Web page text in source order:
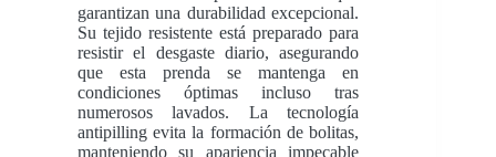
garantizan una durabilidad excepcional.
Su tejido resistente está preparado para
resistir el desgaste diario, asegurando
que esta prenda se mantenga en
condiciones óptimas incluso tras
numerosos lavados. La tecnología
antipilling evita la formación de bolitas,
manteniendo su apariencia impecable